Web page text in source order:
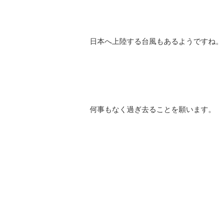
日本へ上陸する台風もあるようですね
何事もなく過ぎ去ることを願います。